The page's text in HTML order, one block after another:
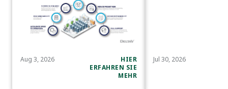
Aug 3, 2026
HIER
ERFAHREN SIE
MEHR
Jul 30, 2026